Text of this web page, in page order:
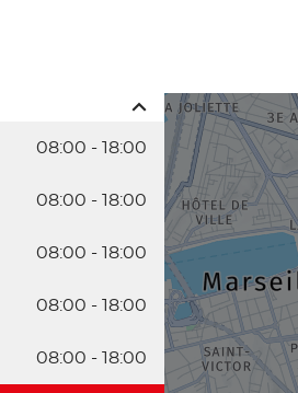
08:00 - 18:00
08:00 - 18:00
08:00 - 18:00
08:00 - 18:00
08:00 - 18:00